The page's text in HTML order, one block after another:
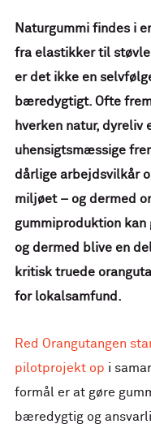
Naturgummi findes i
fra elastikker til
er det ikke en
bæredygtigt. Ofte
hverken natur, dyreliv
uhensigtsmæssige
dårlige arbejdsvilkår
miljøet – og dermed
gummiproduktion
og dermed blive en
kritisk truede
for lokalsamfund.
Red Orangutangen
pilotprojekt op i
formål er at gøre
bæredygtig og